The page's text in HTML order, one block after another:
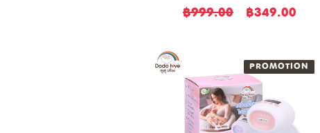
฿999.00 ฿349.00
NEW
PROMOTION